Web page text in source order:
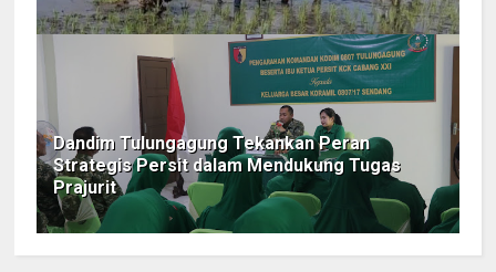
Dandim Tulungagung Tekankan Peran
Strategis Persit dalam Mendukung Tugas
Prajurit